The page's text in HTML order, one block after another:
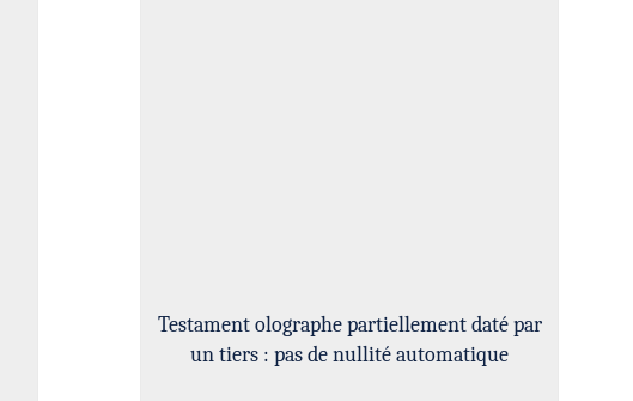
Testament olographe partiellement daté par
un tiers : pas de nullité automatique